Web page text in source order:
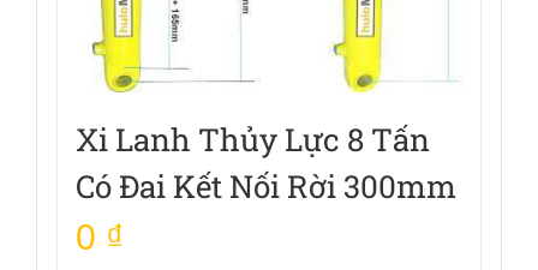
Xi Lanh Thủy Lực 8 Tấn
Có Đai Kết Nối Rời 300mm
0 ₫